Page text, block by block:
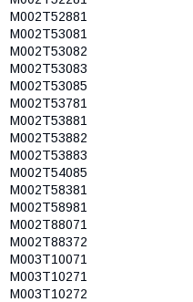
M002T52881
M002T53081
M002T53082
M002T53083
M002T53085
M002T53781
M002T53881
M002T53882
M002T53883
M002T54085
M002T58381
M002T58981
M002T88071
M002T88372
M003T10071
M003T10271
M003T10272